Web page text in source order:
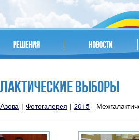
РЕШЕНИЯ НОВОСТИ
ВЫБОРЫ
| Фотогалерея | 2015 |